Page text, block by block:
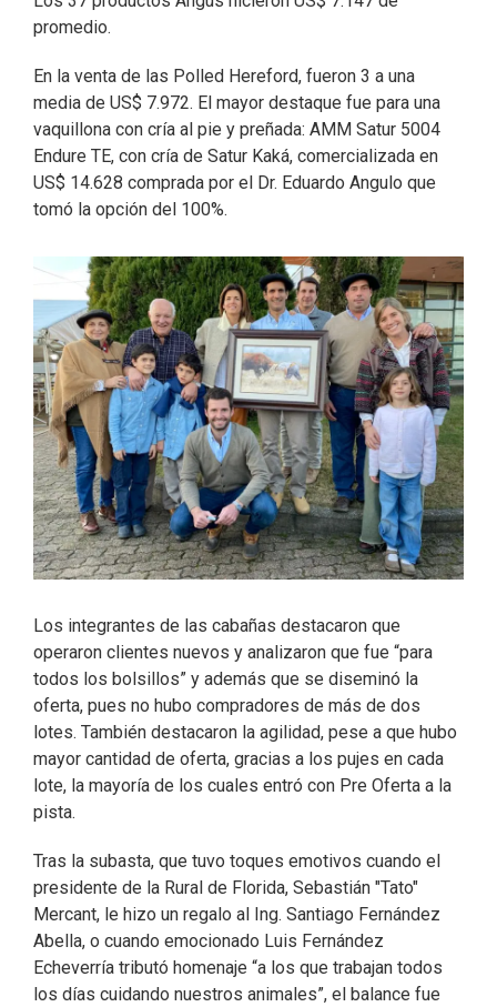
promedio.
En la venta de las Polled Hereford, fueron 3 a una
media de US$ 7.972. El mayor destaque fue para una
vaquillona con cría al pie y preñada: AMM Satur 5004
Endure TE, con cría de Satur Kaká, comercializada en
US$ 14.628 comprada por el Dr. Eduardo Angulo que
tomó la opción del 100%.
Los integrantes de las cabañas destacaron que
operaron clientes nuevos y analizaron que fue “para
todos los bolsillos” y además que se diseminó la
oferta, pues no hubo compradores de más de dos
lotes. También destacaron la agilidad, pese a que hubo
mayor cantidad de oferta, gracias a los pujes en cada
lote, la mayoría de los cuales entró con Pre Oferta a la
pista.
Tras la subasta, que tuvo toques emotivos cuando el
presidente de la Rural de Florida, Sebastián "Tato"
Mercant, le hizo un regalo al Ing. Santiago Fernández
Abella, o cuando emocionado Luis Fernández
Echeverría tributó homenaje “a los que trabajan todos
los días cuidando nuestros animales”, el balance fue